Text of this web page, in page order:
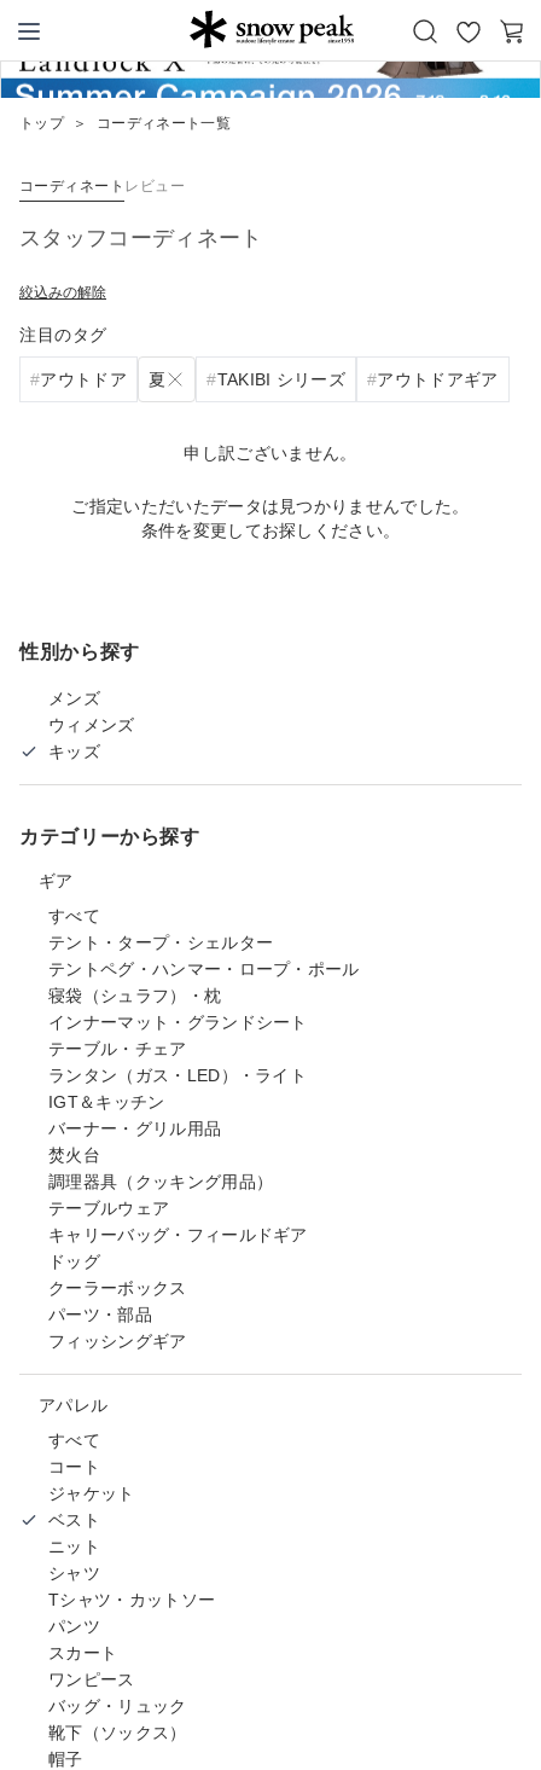
Snow Peak
お
気
カ
ー
トップ ＞ コーディネート一覧
コーディネート レビュー
スタッフコーディネート
絞込みの解除
注目のタグ
アウトドア 夏 TAKIBI シリーズ アウトドアギア
申し訳ございません。
ご指定いただいたデータは見つかりませんでした。
条件を変更してお探しください。
性別から探す
メンズ
ウィメンズ
キッズ
カテゴリーから探す
ギア
すべて
テント・タープ・シェルター
テントペグ・ハンマー・ロープ・ポール
寝袋（シュラフ）・枕
インナーマット・グランドシート
テーブル・チェア
ランタン（ガス・LED）・ライト
IGT＆キッチン
バーナー・グリル用品
焚火台
調理器具（クッキング用品）
テーブルウェア
キャリーバッグ・フィールドギア
ドッグ
クーラーボックス
パーツ・部品
フィッシングギア
アパレル
すべて
コート
ジャケット
ベスト
ニット
シャツ
Tシャツ・カットソー
パンツ
スカート
ワンピース
バッグ・リュック
靴下（ソックス）
帽子